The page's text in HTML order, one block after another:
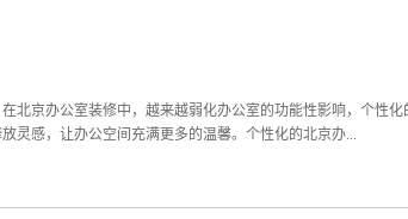
类、创新类和仿冒类。除了造型之外，在选择照明设备时，还
照明要求，选择合适的照明设备。北京办公室装修很受欢迎，
品在北京办公室装修设计中发挥着积极的作用。一般来说，
北京办公室装修中，越来越弱化办公室的功能性影响，个性
灵感，让办公空间充满更多的温馨。个性化的北京办...
办公室来说，个性化的北京办公室装修设计不仅需要能够从